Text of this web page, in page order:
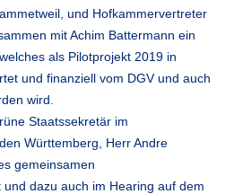
und Hofkammervertreter
mit Achim Battermann ein
als Pilotprojekt 2019 in
und finanziell vom DGV und auch
wird.
Staatssekretär im
Württemberg, Herr Andre
gemeinsamen
dazu auch im Hearing auf dem